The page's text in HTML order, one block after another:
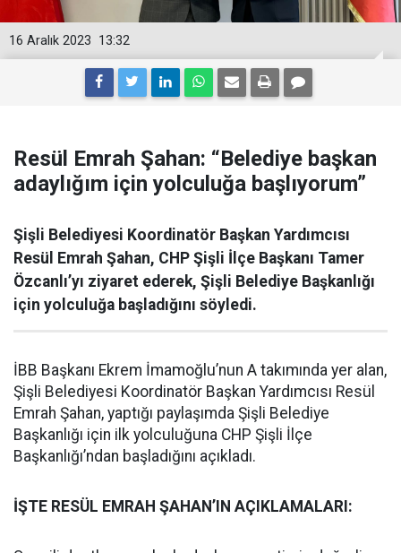
13:32
16 Aralık 2023
Resül Emrah Şahan: “Belediye başkan
adaylığım için yolculuğa başlıyorum”
Şişli Belediyesi Koordinatör Başkan Yardımcısı
Resül Emrah Şahan, CHP Şişli İlçe Başkanı Tamer
Özcanlı’yı ziyaret ederek, Şişli Belediye Başkanlığı
için yolculuğa başladığını söyledi.
İBB Başkanı Ekrem İmamoğlu’nun A takımında yer alan,
Şişli Belediyesi Koordinatör Başkan Yardımcısı Resül
Emrah Şahan, yaptığı paylaşımda Şişli Belediye
Başkanlığı için ilk yolculuğuna CHP Şişli İlçe
Başkanlığı’ndan başladığını açıkladı.
İŞTE RESÜL EMRAH ŞAHAN’IN AÇIKLAMALARI: